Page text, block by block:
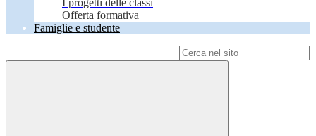
I progetti delle classi
Offerta formativa
Famiglie e studente